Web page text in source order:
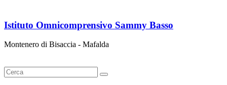
Istituto Omnicomprensivo Sammy Basso
Montenero di Bisaccia - Mafalda